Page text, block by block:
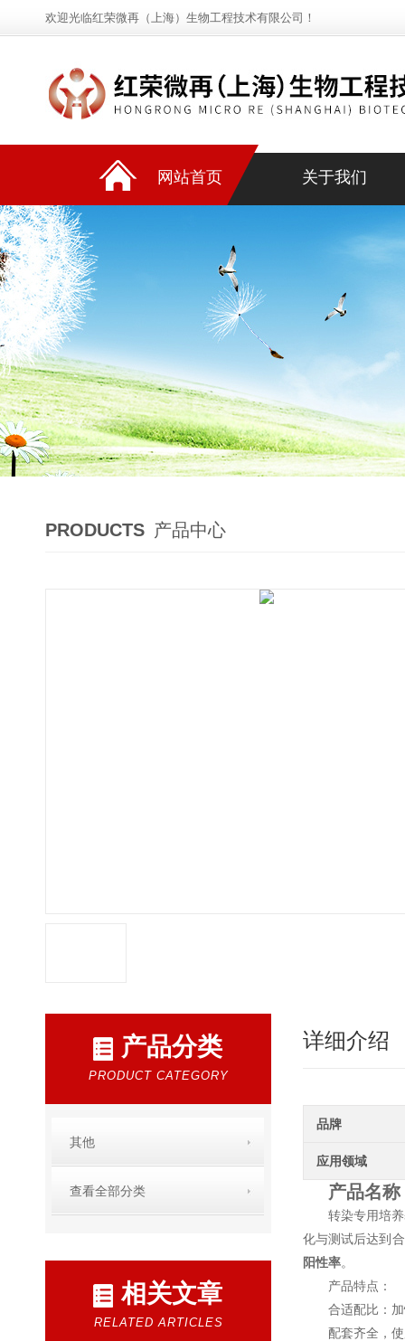
欢迎光临红荣微再（上海）生物工程技术有限公司！
网站首页 关于我们
PRODUCTS 产品中心
产品分类
PRODUCT CATEGORY
其他
查看全部分类
相关文章
RELATED ARTICLES
详细介绍
品牌
应用领域
产品名
转染专用培
化与测试后达到
阳性率。
产品特点：
合适配比：
配套齐全，